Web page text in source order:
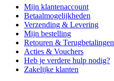
Mijn klantenaccount
Betaalmogelijkheden
Verzending & Levering
Mijn bestelling
Retouren & Terugbetalingen
Acties & Vouchers
Heb je verdere hulp nodig?
Zakelijke klanten